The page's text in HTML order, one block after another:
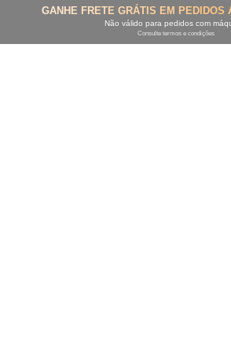
GANHE FRETE GRÁTIS EM PEDIDOS
Não válido para pedidos com
Consulte termos e condições